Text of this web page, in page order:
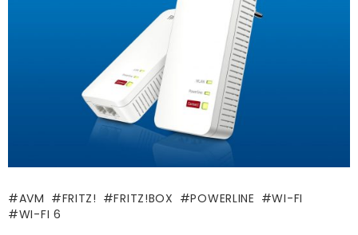
AVM FRITZ! FRITZ!BOX POWERLINE
WI-FI
WI-FI 6